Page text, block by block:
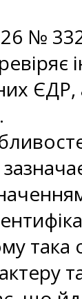
№
ЄДР,
така